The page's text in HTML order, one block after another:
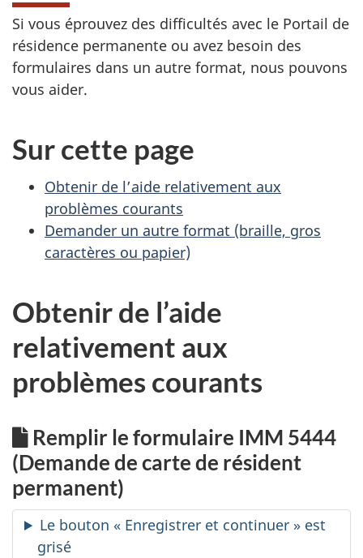
Si vous éprouvez des difficultés avec le Portail de
résidence permanente ou avez besoin des
formulaires dans un autre format, nous pouvons
vous aider.
Sur cette page
Obtenir de l’aide relativement aux
problèmes courants
Demander un autre format (braille, gros
caractères ou papier)
Obtenir de l’aide
relativement aux
problèmes courants
Remplir le formulaire IMM 5444
(Demande de carte de résident
permanent)
Le bouton « Enregistrer et continuer » est
grisé